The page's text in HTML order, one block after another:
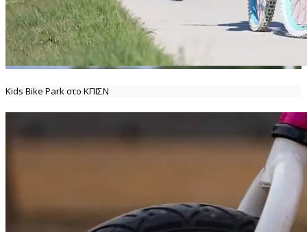
Kids Bike Park στο ΚΠΙΣΝ